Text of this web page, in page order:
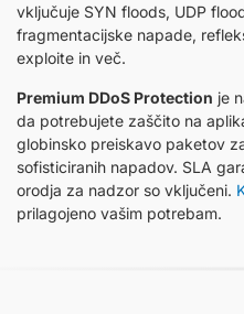
vključuje SYN floods, UDP
fragmentacijske napade,
exploite in več.
Premium DDoS Protection je
da potrebujete zaščito na
globinsko preiskavo paketov
sofisticiranih napadov. SLA
orodja za nadzor so vključeni.
prilagojeno vašim potrebam.